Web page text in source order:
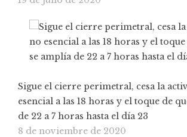
Sigue el cierre perimetral, cesa la
esencial a las 18 horas y el toque de
de 22 a 7 horas hasta el día 23
8 de noviembre de 2020